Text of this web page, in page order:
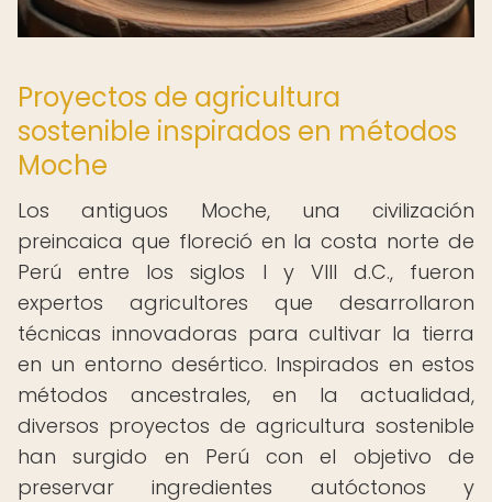
Proyectos de agricultura
sostenible inspirados en métodos
Moche
Los antiguos Moche, una civilización
preincaica que floreció en la costa norte de
Perú entre los siglos I y VIII d.C., fueron
expertos agricultores que desarrollaron
técnicas innovadoras para cultivar la tierra
en un entorno desértico. Inspirados en estos
métodos ancestrales, en la actualidad,
diversos proyectos de agricultura sostenible
han surgido en Perú con el objetivo de
preservar ingredientes autóctonos y